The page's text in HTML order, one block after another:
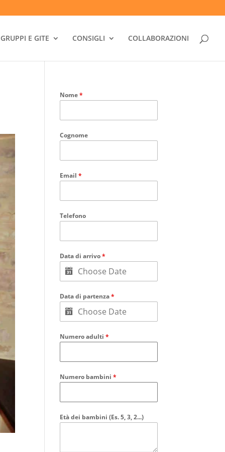
GRUPPI E GITE CONSIGLI COLLABORAZIONI
Nome*
Cognome
Email*
Telefono
Data di arrivo*
Data di partenza*
Numero adulti*
Numero bambini*
Età dei bambini (Es. 5, 3, 2...)